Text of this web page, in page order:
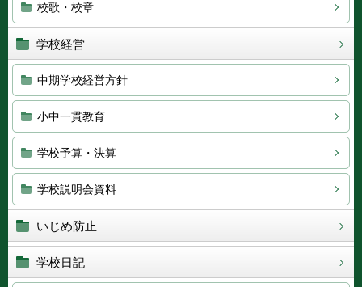
校歌・校章
学校経営
中期学校経営方針
小中一貫教育
学校予算・決算
学校説明会資料
いじめ防止
学校日記